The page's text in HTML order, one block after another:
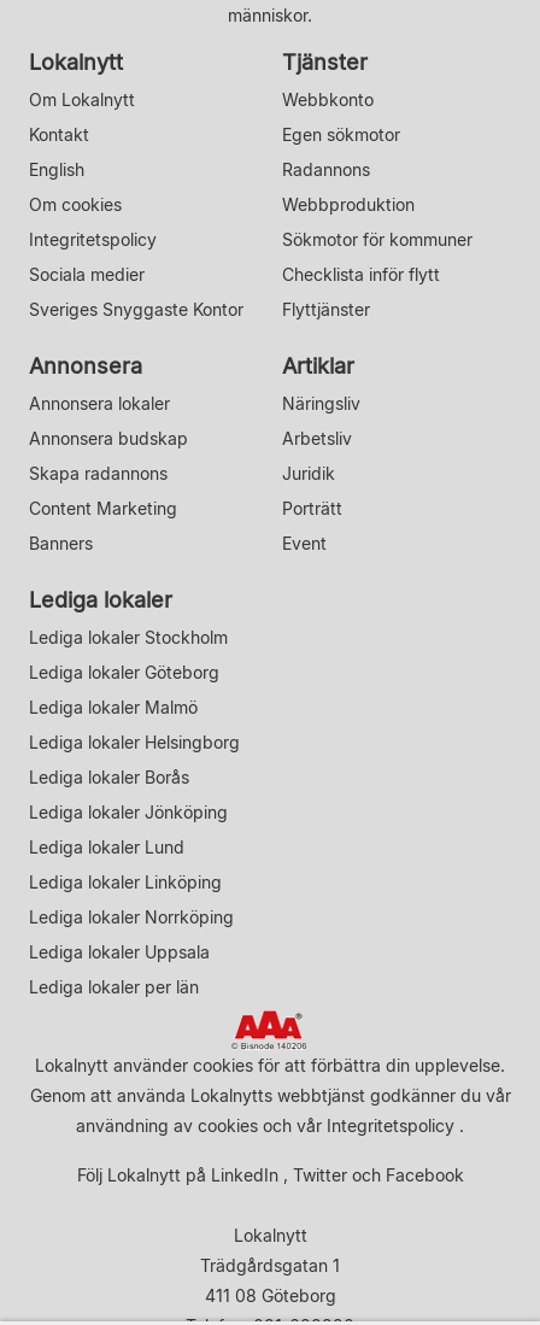
människor.
Lokalnytt
Om Lokalnytt
Kontakt
English
Om cookies
Integritetspolicy
Sociala medier
Sveriges Snyggaste Kontor
Tjänster
Webbkonto
Egen sökmotor
Radannons
Webbproduktion
Sökmotor för kommuner
Checklista inför flytt
Flyttjänster
Annonsera
Annonsera lokaler
Annonsera budskap
Skapa radannons
Content Marketing
Banners
Artiklar
Näringsliv
Arbetsliv
Juridik
Porträtt
Event
Lediga lokaler
Lediga lokaler Stockholm
Lediga lokaler Göteborg
Lediga lokaler Malmö
Lediga lokaler Helsingborg
Lediga lokaler Borås
Lediga lokaler Jönköping
Lediga lokaler Lund
Lediga lokaler Linköping
Lediga lokaler Norrköping
Lediga lokaler Uppsala
Lediga lokaler per län
Lokalnytt använder cookies för att förbättra din upplevelse.
Genom att använda Lokalnytts webbtjänst godkänner du vår
användning av cookies och vår Integritetspolicy .
Följ Lokalnytt på LinkedIn, Twitteroch Facebook
Lokalnytt
Trädgårdsgatan 1
411 08 Göteborg